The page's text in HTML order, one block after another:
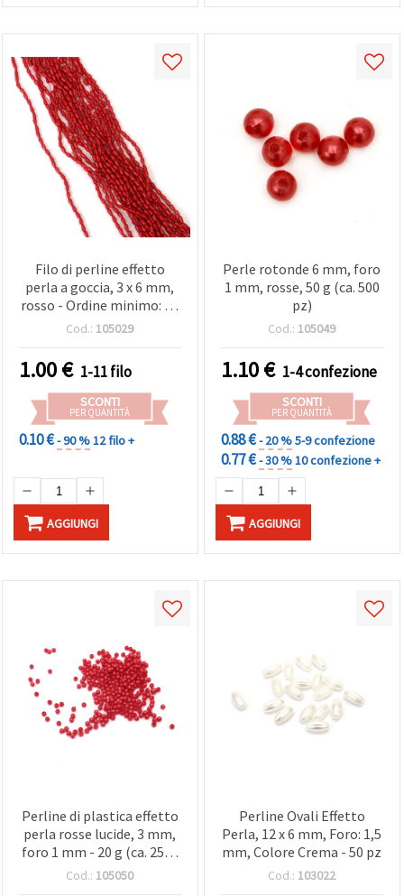
Filo di perline effetto
perla a goccia, 3 x 6 mm,
rosso - Ordine minimo: 12
fili
Cod.: 105029
1.00€ 1-11 filo
SCONTI
PER QUANTITÀ
0.10 €- 90 %12 filo +
AGGIUNGI
Perle rotonde 6 mm, foro
1 mm, rosse, 50 g (ca. 500
pz)
Cod.: 105049
1.10€ 1-4 confezione
SCONTI
PER QUANTITÀ
0.88 €- 20 %5-9 confezione
0.77 €- 30 %10 confezione +
AGGIUNGI
Perline di plastica effetto
perla rosse lucide, 3 mm,
foro 1 mm - 20 g (ca. 2500
pz), perfette, e creazioni
Cod.: 105050
Perline Ovali Effetto
Perla, 12 x 6 mm, Foro: 1,5
mm, Colore Crema - 50 pz
Cod.: 103022